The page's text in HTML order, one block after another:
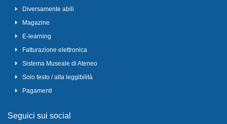
Diversamente abili
Magazine
E-learning
Fatturazione elettronica
Sistema Museale di Ateneo
Solo testo / alta leggibilità
Pagamenti
Seguici sui social